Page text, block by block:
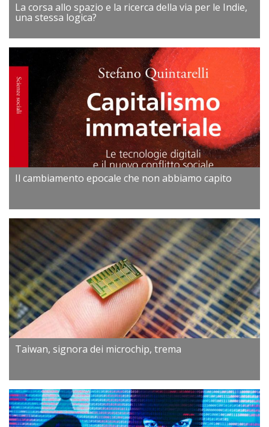
La corsa allo spazio e la ricerca della via per le Indie,
una stessa logica?
Il cambiamento epocale che non abbiamo capito
Taiwan, signora dei microchip, trema